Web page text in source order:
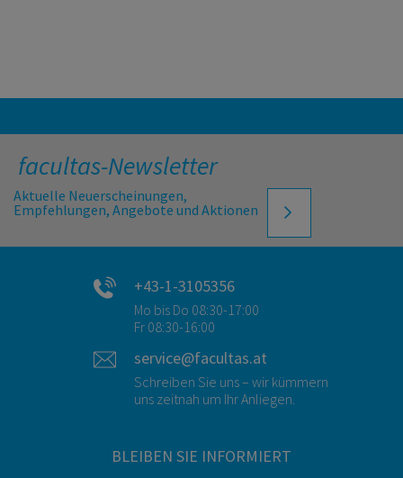
facultas-Newsletter
Aktuelle Neuerscheinungen,
Empfehlungen, Angebote und Aktionen
+43-1-3105356
Mo bis Do 08:30-17:00
Fr 08:30-16:00
service@facultas.at
Schreiben Sie uns – wir kümmern
uns zeitnah um Ihr Anliegen.
BLEIBEN SIE INFORMIERT